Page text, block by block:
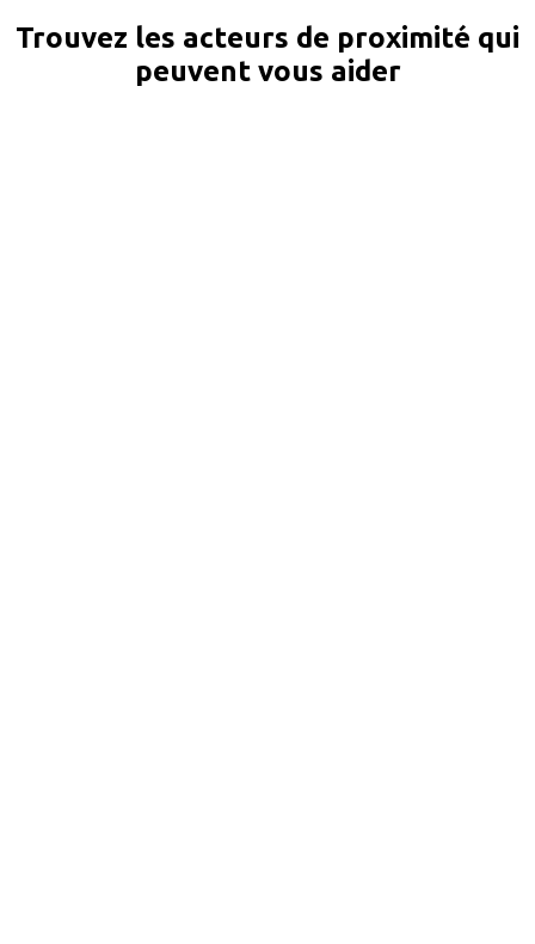
Trouvez les acteurs de proximité qui
peuvent vous aider